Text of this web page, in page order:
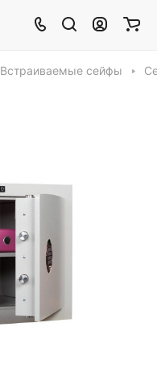
Встраиваемые сейфы